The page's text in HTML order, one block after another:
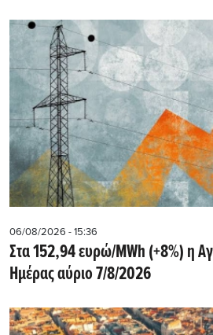
06/08/2026 - 15:36
Στα 152,94 ευρώ/MWh (+8%) η
Ημέρας αύριο 7/8/2026